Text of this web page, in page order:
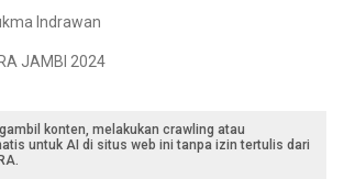
Indrawan
JAMBI 2024
konten, melakukan crawling atau
untuk AI di situs web ini tanpa izin tertulis dari